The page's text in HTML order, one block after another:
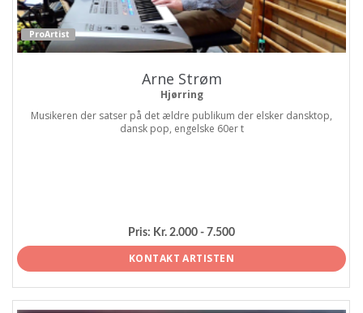
ProArtist
Arne Strøm
Hjørring
Musikeren der satser på det ældre publikum der elsker dansktop,
dansk pop, engelske 60er t
Pris: Kr. 2.000 - 7.500
KONTAKT ARTISTEN